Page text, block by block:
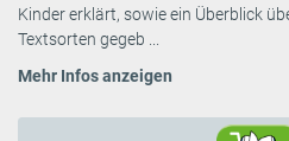
Kinder erklärt, sowie ein Überblick
Textsorten gegeb ...
Mehr Infos anzeigen